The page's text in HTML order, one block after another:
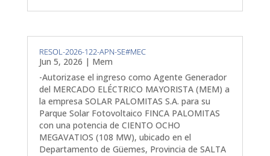
RESOL-2026-122-APN-SE#MEC
Jun 5, 2026 | Mem
-Autorizase el ingreso como Agente Generador
del MERCADO ELÉCTRICO MAYORISTA (MEM) a
la empresa SOLAR PALOMITAS S.A. para su
Parque Solar Fotovoltaico FINCA PALOMITAS
con una potencia de CIENTO OCHO
MEGAVATIOS (108 MW), ubicado en el
Departamento de Güemes, Provincia de SALTA